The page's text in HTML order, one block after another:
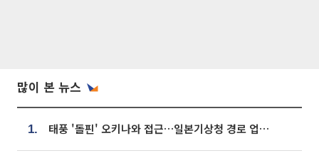
많이 본 뉴스
1. 태풍 '돌핀' 오키나와 접근…일본기상청 경로 업데이트